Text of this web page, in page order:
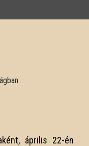
április 22-én